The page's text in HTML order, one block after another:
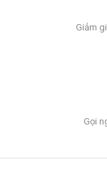
Giảm
Gọi